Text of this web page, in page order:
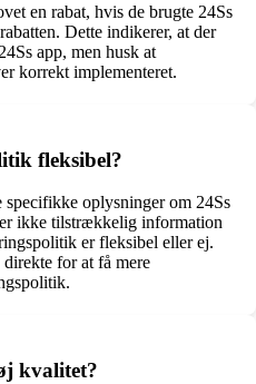
en rabat, hvis de brugte 24Ss
Dette indikerer, at der
app, men husk at
korrekt implementeret.
fleksibel?
oplysninger om 24Ss
ikke tilstrækkelig information
er fleksibel eller ej.
for at få mere
kvalitet?